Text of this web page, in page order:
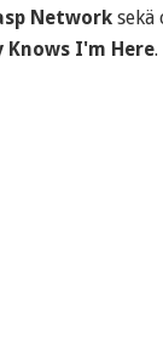
Network sekä
Knows I'm Here.